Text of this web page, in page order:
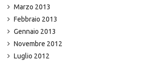
Marzo 2013
Febbraio 2013
Gennaio 2013
Novembre 2012
Luglio 2012